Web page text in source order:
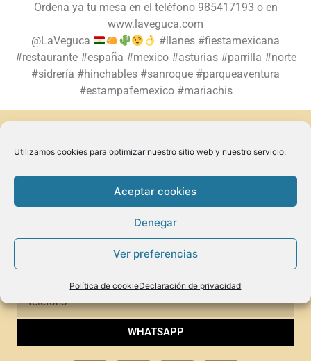
Utilizamos cookies para optimizar nuestro sitio web y nuestro servicio.
Aceptar cookies
Denegar
Ver preferencias
Política de cookieDeclaración de privacidad
Ordena ya tu mesa en el teléfono 985417193 o en
www.laveguca.com
@LaVeguca
#llanes #fiestamexicana
#restaurante #españa #mexico #asturias #parrilla #norte
#sidrería #hinchables #sanroque #parqueaventura
#estampafemexico #mariachis
Contáctanos
Puedes usar el WhatsApp para contactarnos. Con tu
y ofertas
WHATSAPP